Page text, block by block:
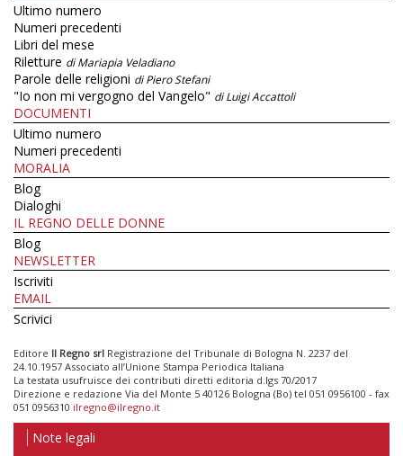
Ultimo numero
Numeri precedenti
Libri del mese
Riletture di Mariapia Veladiano
Parole delle religioni di Piero Stefani
"Io non mi vergogno del Vangelo" di Luigi Accattoli
DOCUMENTI
Ultimo numero
Numeri precedenti
MORALIA
Blog
Dialoghi
IL REGNO DELLE DONNE
Blog
NEWSLETTER
Iscriviti
EMAIL
Scrivici
Editore Il Regno srl Registrazione del Tribunale di Bologna N. 2237 del
24.10.1957 Associato all’Unione Stampa Periodica Italiana
La testata usufruisce dei contributi diretti editoria d.lgs 70/2017
Direzione e redazione Via del Monte 5 40126 Bologna (Bo) tel 051 0956100 - fax
051 0956310 ilregno@ilregno.it
Note legali